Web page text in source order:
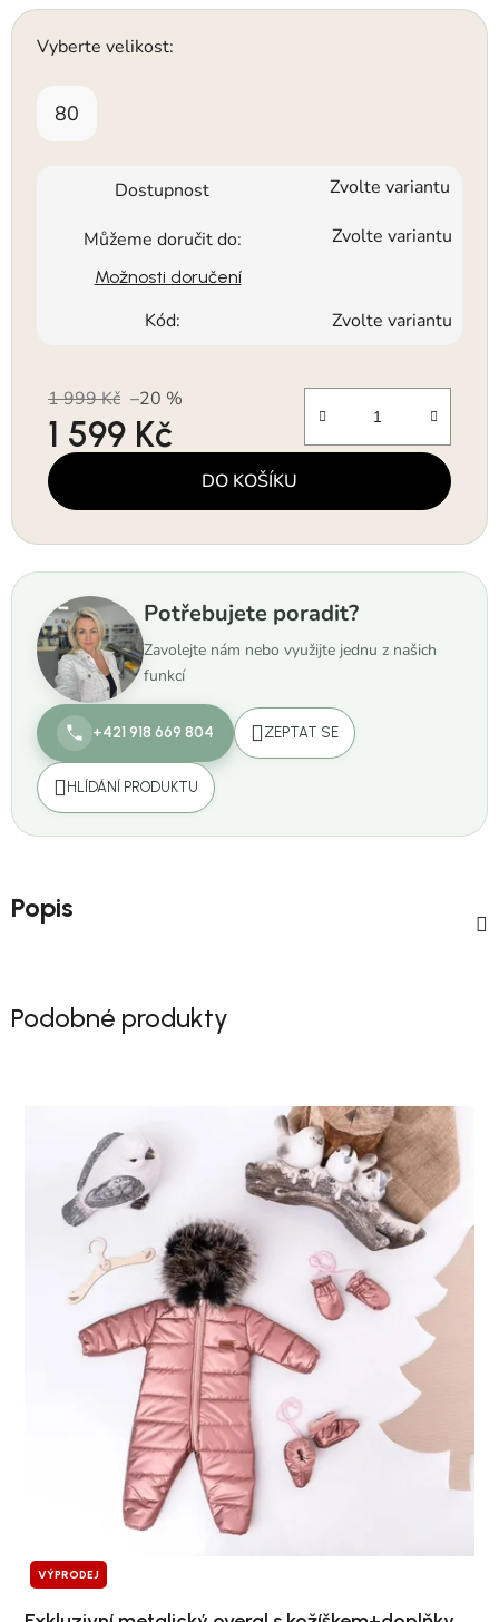
Vyberte velikost:
80
Dostupnost Zvolte variantu
Můžeme doručit do: Zvolte variantu
Možnosti doručení
Kód: Zvolte variantu
1 999 Kč –20 %
1 599 Kč
Měrná cena: DO KOŠÍKU
Potřebujete poradit?
Zavolejte nám nebo využijte jednu z našich
funkcí
+421 918 669 804 ZEPTAT SE
HLÍDÁNÍ PRODUKTU
Popis
Podobné produkty
VÝPRODEJ